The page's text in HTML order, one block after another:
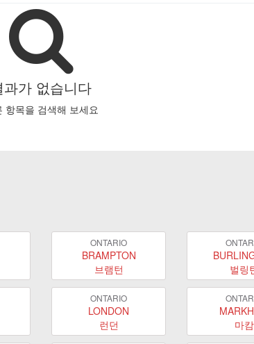
과가 없습니다
항목을 검색해 보세요
ONTARIO
BRAMPTON
브램턴
벌링
ONTARIO
LONDON
런던
마캄